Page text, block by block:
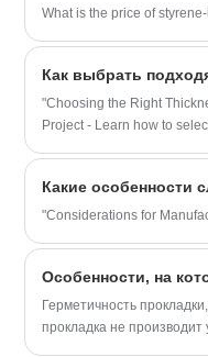
What is the price of
"Choosing the Right
Project - Learn how to
"Considerations for
Герметичность
прокладка не производит